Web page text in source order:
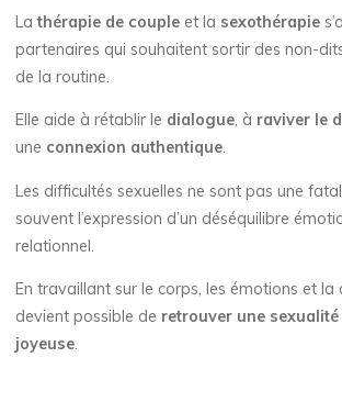
Lathérapie de couple et la sexothérapie
partenaires qui souhaitent sortir des non-
de la routine.
Elle aide à rétablir le dialogue, à raviver le
une connexion authentique.
Les difficultés sexuelles ne sont pas une
souvent l’expression d’un déséquilibre
relationnel.
En travaillant sur le corps, les émotions et la
devient possible de retrouver une
joyeuse.